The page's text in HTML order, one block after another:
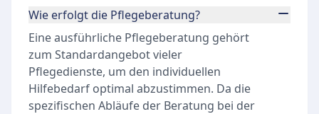
Wie erfolgt die Pflegeberatung?
Eine ausführliche Pflegeberatung gehört
zum Standardangebot vieler
Pflegedienste, um den individuellen
Hilfebedarf optimal abzustimmen. Da die
spezifischen Abläufe der Beratung bei der